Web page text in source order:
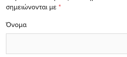
σημειώνονται με *
Όνομα